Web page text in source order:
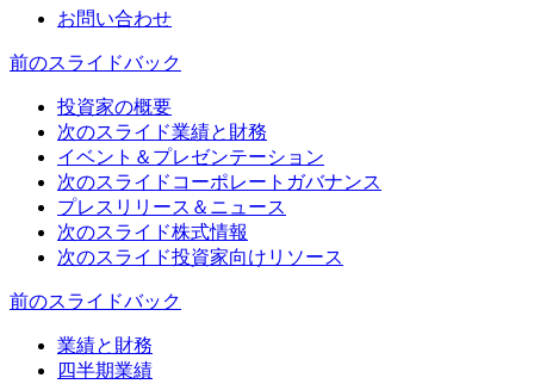
お問い合わせ
前のスライドバック
投資家の概要
次のスライド業績と財務
イベント＆プレゼンテーション
次のスライド コーポレートガバナンス
プレスリリース＆ニュース
次のスライド株式情報
次のスライド投資家向けリソース
前のスライドバック
業績と財務
四半期業績